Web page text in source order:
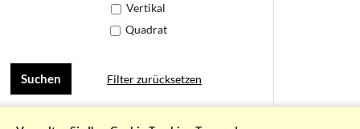
Vertikal
Quadrat
Filter zurücksetzen